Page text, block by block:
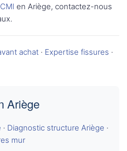
en Ariège, contactez-nous
achat · Expertise fissures ·
Ariège
· Diagnostic structure Ariège ·
mur